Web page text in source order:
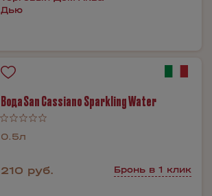
Дью
Вода San Cassiano Sparkling Water
0.5л
210 руб. Бронь в 1 клик